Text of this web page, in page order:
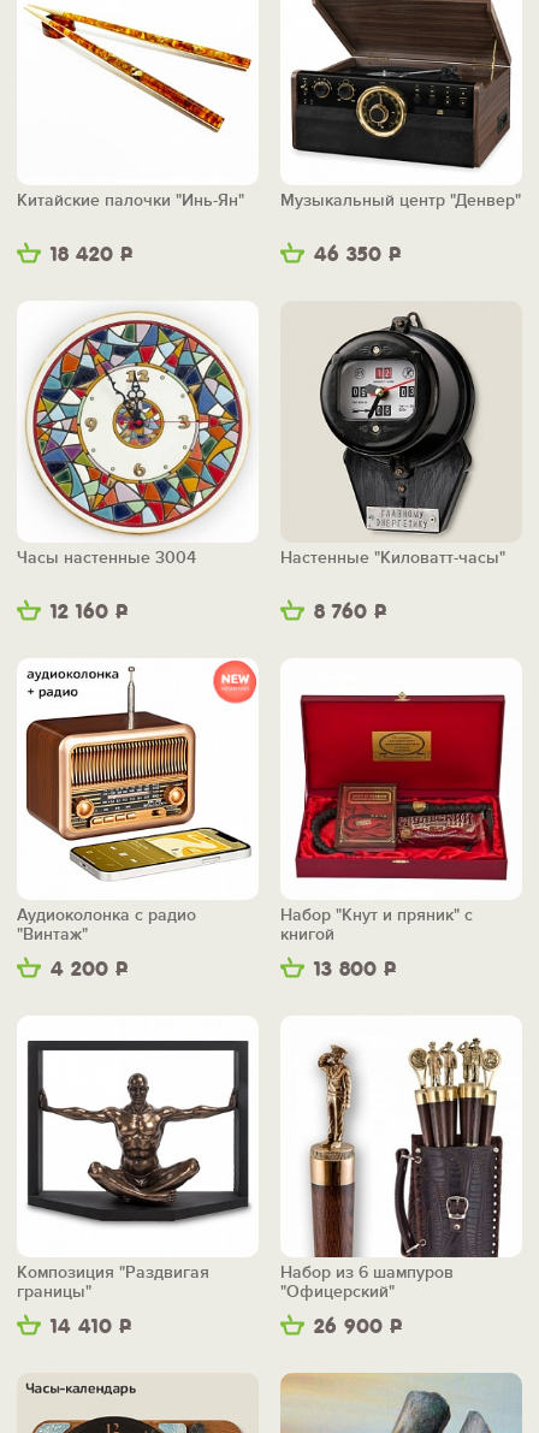
18 420 Р
Китайские палочки "Инь-Ян"
46 350 Р
Музыкальный центр "Денвер"
12 160 Р
Часы настенные 3004
8 760 Р
Настенные "Киловатт-часы"
4 200 Р
Аудиоколонка с радио
"Винтаж"
13 800 Р
Набор "Кнут и пряник" с
книгой
14 410 Р
Композиция "Раздвигая
границы"
26 900 Р
Набор из 6 шампуров
"Офицерский"